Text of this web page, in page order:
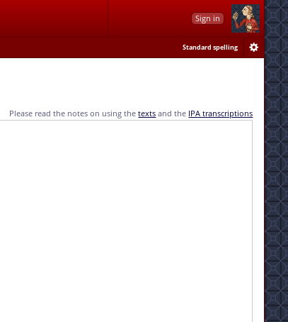
Sign in
Standard spelling
Please read the notes on using thetexts and the IPA transcriptions